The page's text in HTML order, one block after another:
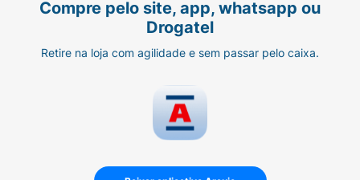
causar irritação na pele de determinadas
pessoas.Não usar em cílios e sobrancelhas. O
produto é impróprio para o uso em
Mantenha Fora do Alcance de Crianças.
Compre pelo site, app, whatsapp ou
Drogatel
Retire na loja com agilidade e sem passar pelo caixa.